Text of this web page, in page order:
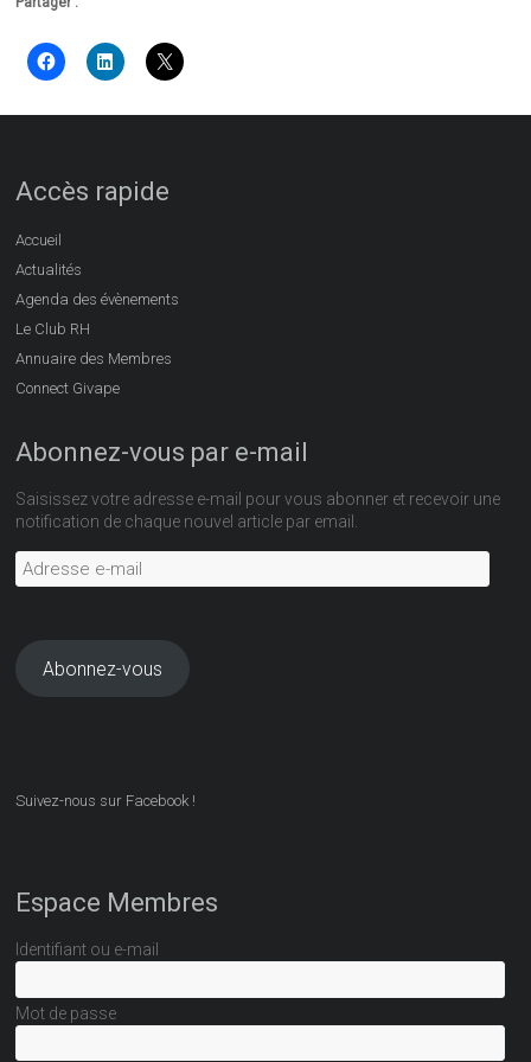
Accès rapide
Accueil
Actualités
Agenda des évènements
Le Club RH
Annuaire des Membres
Connect Givape
Abonnez-vous par e-mail
Saisissez votre adresse e-mail pour vous abonner et recevoir une
notification de chaque nouvel article par email.
Adresse
e-
Abonnez-vous
Suivez-nous sur Facebook !
Espace Membres
Identifiant ou e-mail
Mot de passe